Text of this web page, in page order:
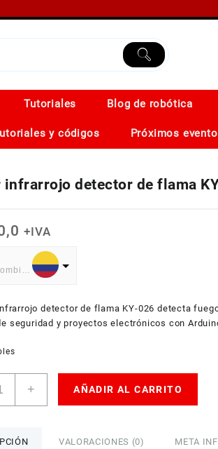
Tutoriales Blog de robótica
y códigos Próximos
infrarrojo detector de flama
+IVA
Peso Colombiano
Dollar
detector de flama KY-026 detecta
seguridad y proyectos electrónicos con
+ AÑADIR AL CARRITO
VALORACIONES (0) META